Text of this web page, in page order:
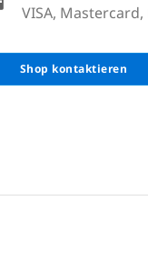
VISA,
Shop kontaktieren